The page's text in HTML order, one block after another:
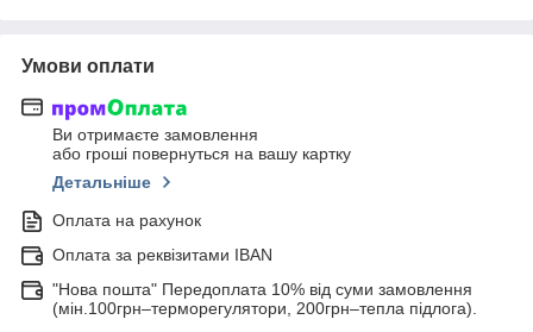
Умови оплати
Ви отримаєте замовлення
або гроші повернуться на вашу картку
Детальніше
Оплата на рахунок
Оплата за реквізитами IBAN
"Нова пошта" Передоплата 10% від суми замовлення
(мін.100грн–терморегулятори, 200грн–тепла підлога).